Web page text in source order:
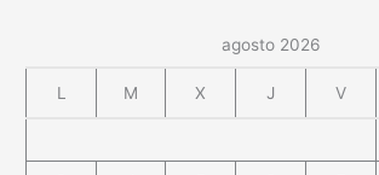
agosto 2026
L M X J V